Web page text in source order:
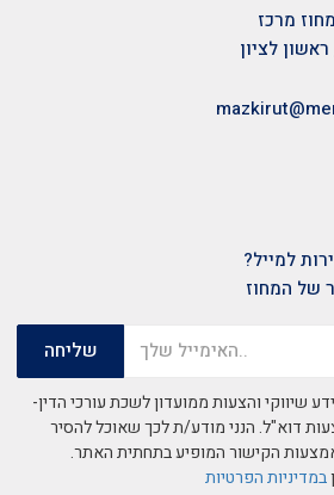
מרכז
למייל?
של המחוז
שיווקי והצעות ממועדון לשכת עורכי הדין-
דוא"ל. הנני מודע/ת לכך שאוכל להסיר
הקישור המופיע בתחתית האתר.
במדיניות הפרטיות